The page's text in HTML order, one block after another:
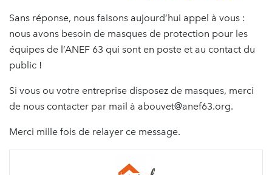
Sans réponse, nous faisons aujourd’hui appel à vous :
nous avons besoin de masques de protection pour les
équipes de l’ANEF 63 qui sont en poste et au contact du
public !
Si vous ou votre entreprise disposez de masques, merci
de nous contacter par mail à abouvet@anef63.org.
Merci mille fois de relayer ce message.